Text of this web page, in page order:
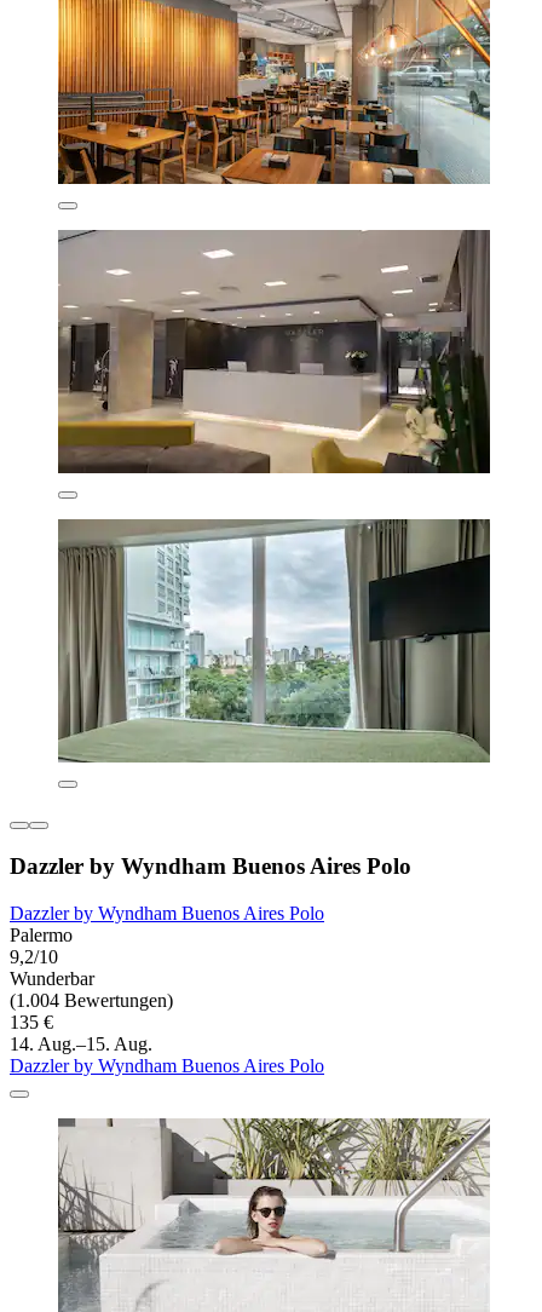
Dazzler by Wyndham Buenos Aires Polo
Dazzler by Wyndham Buenos Aires Polo
Palermo
9,2/10
Wunderbar
(1.004 Bewertungen)
135 €
14. Aug.–15. Aug.
Dazzler by Wyndham Buenos Aires Polo